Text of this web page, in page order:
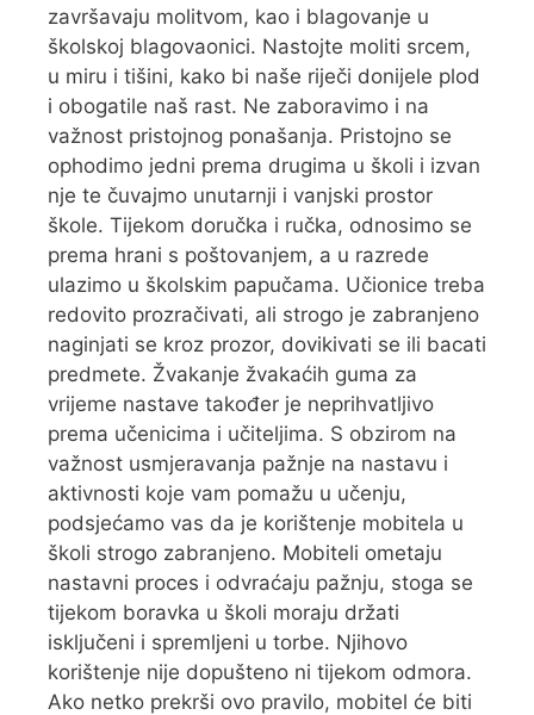
završavaju molitvom, kao i blagovanje u
školskoj blagovaonici. Nastojte moliti srcem,
u miru i tišini, kako bi naše riječi donijele plod
i obogatile naš rast. Ne zaboravimo i na
važnost pristojnog ponašanja. Pristojno se
ophodimo jedni prema drugima u školi i izvan
nje te čuvajmo unutarnji i vanjski prostor
škole. Tijekom doručka i ručka, odnosimo se
prema hrani s poštovanjem, a u razrede
ulazimo u školskim papučama. Učionice treba
redovito prozračivati, ali strogo je zabranjeno
naginjati se kroz prozor, dovikivati se ili bacati
predmete. Žvakanje žvakaćih guma za
vrijeme nastave također je neprihvatljivo
prema učenicima i učiteljima. S obzirom na
važnost usmjeravanja pažnje na nastavu i
aktivnosti koje vam pomažu u učenju,
podsjećamo vas da je korištenje mobitela u
školi strogo zabranjeno. Mobiteli ometaju
nastavni proces i odvraćaju pažnju, stoga se
tijekom boravka u školi moraju držati
isključeni i spremljeni u torbe. Njihovo
korištenje nije dopušteno ni tijekom odmora.
Ako netko prekrši ovo pravilo, mobitel će biti